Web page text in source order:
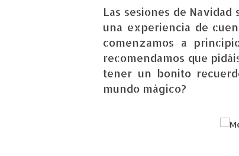
Las sesiones de
una experiencia de
comenzamos a
recomendamos que
tener un bonito
mundo mágico?